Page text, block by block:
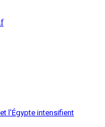
l’Égypte intensifient